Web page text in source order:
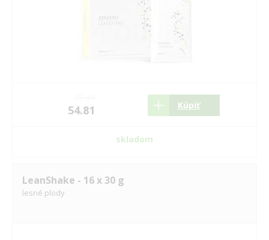
54.81 Kúpiť
skladom
LeanShake - 16 x 30 g
lesné plody